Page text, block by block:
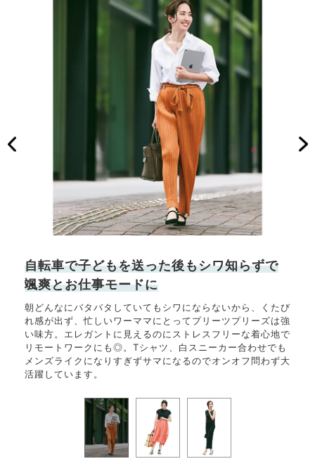
自転車で子どもを送った後もシワ知らずで
颯爽とお仕事モードに
朝どんなにバタバタしていてもシワにならないから、くたび
れ感が出ず、忙しいワーママにとってプリーツプリーズは強
い味方。エレガントに見えるのにストレスフリーな着心地で
リモートワークにも◎。Tシャツ、白スニーカー合わせでも
メンズライクになりすぎずサマになるのでオンオフ問わず大
活躍しています。